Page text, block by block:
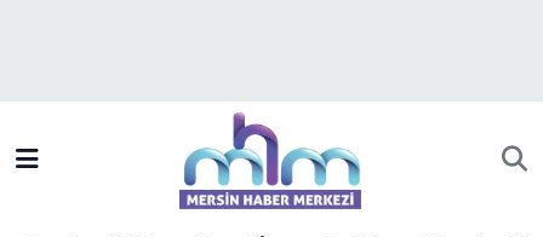
Mersin Trafik Yoğunluk Haritası
Süper Lig Puan Durumu ve Fikstür